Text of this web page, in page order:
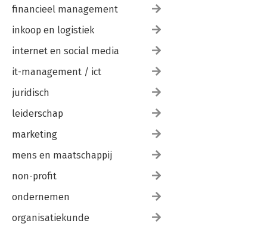
financieel management
inkoop en logistiek
internet en social media
it-management / ict
juridisch
leiderschap
marketing
mens en maatschappij
non-profit
ondernemen
organisatiekunde